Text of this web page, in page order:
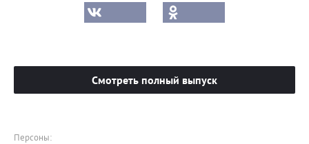
Смотреть полный выпуск
Персоны: